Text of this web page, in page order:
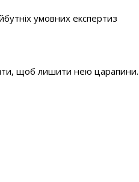
умовних експертиз
щоб лишити нею царапини.